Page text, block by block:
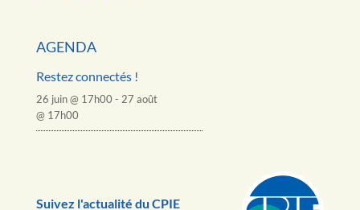
AGENDA
Restez connectés !
26 juin @ 17h00 - 27 août
@ 17h00
Suivez l'actualité du CPIE